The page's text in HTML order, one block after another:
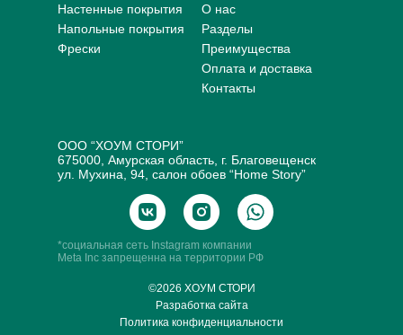
ООО “ХОУМ СТОРИ”
675000, Амурская область, г. Благовещенск
ул. Мухина, 94, салон обоев “Home Story”
Настенные покрытия
Напольные покрытия
Фрески
О нас
Разделы
Преимущества
Оплата и доставка
Контакты
*социальная сеть Instagram компании
Meta Inc запрещенна на территории РФ
©2026 ХОУМ СТОРИ
Политика конфиденциальности
Разработка сайта